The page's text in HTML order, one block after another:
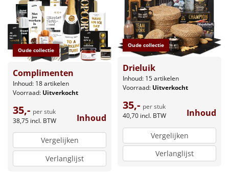
Oude collectie
Complimenten
Inhoud: 18 artikelen
Voorraad: Uitverkocht
35,- per stuk
38,75 incl. BTW Inhoud
Vergelijken
Verlanglijst
Oude collectie
Drieluik
Inhoud: 15 artikelen
Voorraad: Uitverkocht
35,- per stuk
40,70 incl. BTW Inhoud
Vergelijken
Verlanglijst